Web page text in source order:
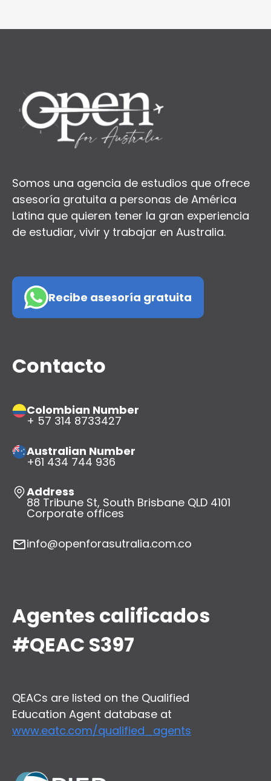
Somos una agencia de estudios que ofrece
asesoría gratuita a personas de América
Latina que quieren tener la gran experiencia
de estudiar, vivir y trabajar en Australia.
Recibe asesoría gratuita
Contacto
Colombian Number
+ 57 314 8733427
Australian Number
+61 434 744 936
Address
88 Tribune St, South Brisbane QLD 4101
Corporate offices
info@openforasutralia.com.co
Agentes calificados
#QEAC S397
QEACs are listed on the Qualified
Education Agent database at
www.eatc.com/qualified_agents